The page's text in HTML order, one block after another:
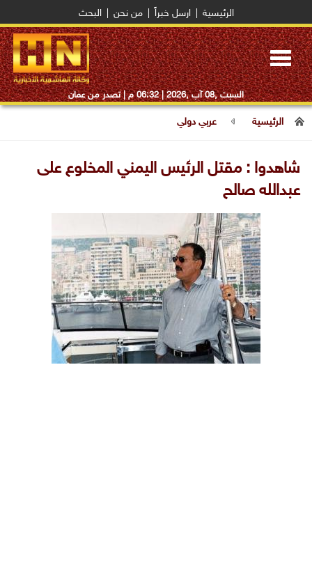
الرئيسية ارسل خبراً من نحن البحث
Toggle
navigation
السبت ,08 آب ,2026 | 06:32 م | تصدر من عمان
الرئيسية عربي دولي
شاهدوا : مقتل الرئيس اليمني المخلوع على
عبدالله صالح